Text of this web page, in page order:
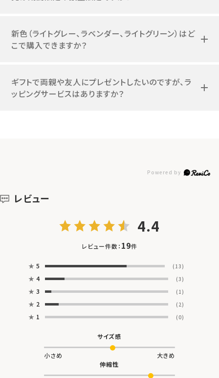
新色（ライトグレー、ラベンダー、ライトグリーン）はど
こで購入できますか？
ギフトで両親や友人にプレゼントしたいのですが、ラ
ッピングサービスはありますか？
レビュー
4.4
レビュー件数： 19件
★ 5 (13)
★ 4 (3)
★ 3 (1)
★ 2 (2)
★ 1 (0)
サイズ感
小さめ
大きめ
伸縮性